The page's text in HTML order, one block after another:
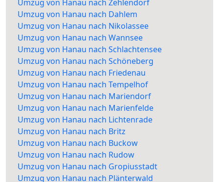
Umzug von Hanau nach Zehlendorf
Umzug von Hanau nach Dahlem
Umzug von Hanau nach Nikolassee
Umzug von Hanau nach Wannsee
Umzug von Hanau nach Schlachtensee
Umzug von Hanau nach Schöneberg
Umzug von Hanau nach Friedenau
Umzug von Hanau nach Tempelhof
Umzug von Hanau nach Mariendorf
Umzug von Hanau nach Marienfelde
Umzug von Hanau nach Lichtenrade
Umzug von Hanau nach Britz
Umzug von Hanau nach Buckow
Umzug von Hanau nach Rudow
Umzug von Hanau nach Gropiusstadt
Umzug von Hanau nach Plänterwald